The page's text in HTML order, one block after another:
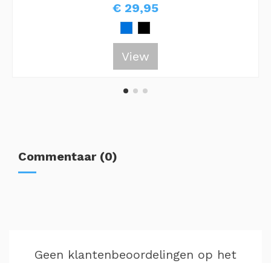
€ 29,95
View
Commentaar (0)
Geen klantenbeoordelingen op het